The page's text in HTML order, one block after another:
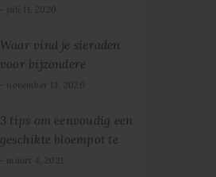
juli 11, 2020
Waar vind je sieraden
voor bijzondere
gelegenheden?
november 13, 2020
3 tips om eenvoudig een
geschikte bloempot te
vinden
maart 4, 2021